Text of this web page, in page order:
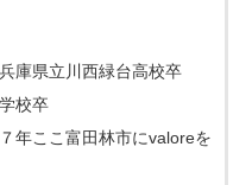
庫県立川西緑台高校卒
校卒
年ここ富田林市にvaloreを